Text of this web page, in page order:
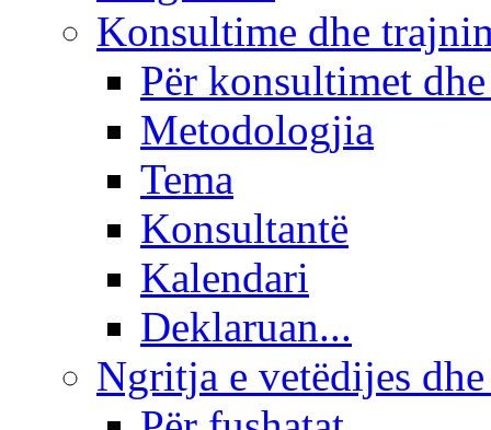
Konsultime dhe
Për konsultimet
Metodologjia
Tema
Konsultantë
Kalendari
Deklaruan...
Ngritja e vetëdijes